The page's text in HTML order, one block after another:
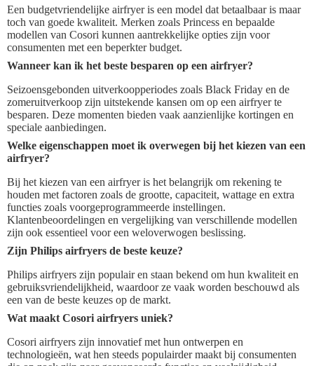
Een budgetvriendelijke airfryer is een model dat betaalbaar is maar
toch van goede kwaliteit. Merken zoals Princess en bepaalde
modellen van Cosori kunnen aantrekkelijke opties zijn voor
consumenten met een beperkter budget.
Wanneer kan ik het beste besparen op een airfryer?
Seizoensgebonden uitverkoopperiodes zoals Black Friday en de
zomeruitverkoop zijn uitstekende kansen om op een airfryer te
besparen. Deze momenten bieden vaak aanzienlijke kortingen en
speciale aanbiedingen.
Welke eigenschappen moet ik overwegen bij het kiezen van een
airfryer?
Bij het kiezen van een airfryer is het belangrijk om rekening te
houden met factoren zoals de grootte, capaciteit, wattage en extra
functies zoals voorgeprogrammeerde instellingen.
Klantenbeoordelingen en vergelijking van verschillende modellen
zijn ook essentieel voor een weloverwogen beslissing.
Zijn Philips airfryers de beste keuze?
Philips airfryers zijn populair en staan bekend om hun kwaliteit en
gebruiksvriendelijkheid, waardoor ze vaak worden beschouwd als
een van de beste keuzes op de markt.
Wat maakt Cosori airfryers uniek?
Cosori airfryers zijn innovatief met hun ontwerpen en
technologieën, wat hen steeds populairder maakt bij consumenten